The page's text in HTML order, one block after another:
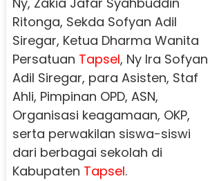
Ritonga, Sekda Sofyan Adil
Siregar, Ketua Dharma Wanita
Persatuan Tapsel, Ny Ira Sofyan
Adil Siregar, para Asisten, Staf
Ahli, Pimpinan OPD, ASN,
Organisasi keagamaan, OKP,
serta perwakilan siswa-siswi
dari berbagai sekolah di
Kabupaten Tapsel.